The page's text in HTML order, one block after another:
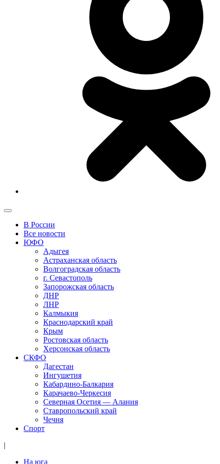
В России
Все новости
ЮФО
Адыгея
Астраханская область
Волгоградская область
г. Севастополь
Запорожская область
ДНР
ЛНР
Калмыкия
Краснодарский край
Крым
Ростовская область
Херсонская область
СКФО
Дагестан
Ингушетия
Кабардино-Балкария
Карачаево-Черкесия
Северная Осетия — Алания
Ставропольский край
Чечня
Спорт
|
На юга